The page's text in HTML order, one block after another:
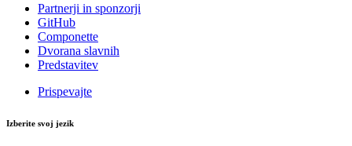
Partnerji in sponzorji
GitHub
Componette
Dvorana slavnih
Predstavitev
Prispevajte
Izberite svoj jezik